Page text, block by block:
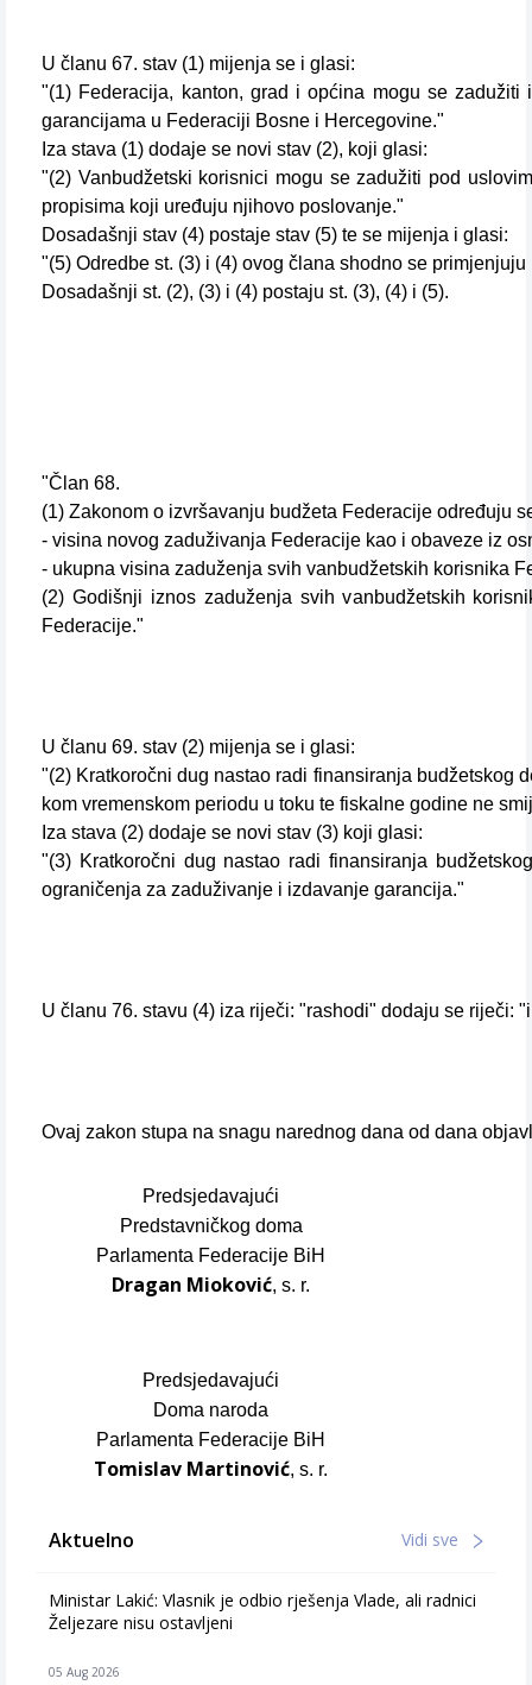
U članu 67. stav (1) mijenja se i glasi:
"(1) Federacija, kanton, grad i općina mogu se
garancijama u Federaciji Bosne i Hercegovine."
Iza stava (1) dodaje se novi stav (2), koji glasi:
"(2) Vanbudžetski korisnici mogu se zadužiti pod
propisima koji uređuju njihovo poslovanje."
Dosadašnji stav (4) postaje stav (5) te se mijenja i glasi:
"(5) Odredbe st. (3) i (4) ovog člana shodno se
Dosadašnji st. (2), (3) i (4) postaju st. (3), (4) i (5).
"Član 68.
(1) Zakonom o izvršavanju budžeta Federacije određuju
- visina novog zaduživanja Federacije kao i obaveze iz
- ukupna visina zaduženja svih vanbudžetskih korisnika
(2) Godišnji iznos zaduženja svih vanbudžetskih
Federacije."
U članu 69. stav (2) mijenja se i glasi:
"(2) Kratkoročni dug nastao radi finansiranja budžetskog
kom vremenskom periodu u toku te fiskalne godine ne
Iza stava (2) dodaje se novi stav (3) koji glasi:
"(3) Kratkoročni dug nastao radi finansiranja
ograničenja za zaduživanje i izdavanje garancija."
U članu 76. stavu (4) iza riječi: "rashodi" dodaju se riječi:
Ovaj zakon stupa na snagu narednog dana od dana
Predsjedavajući
Predstavničkog doma
Parlamenta Federacije BiH
Dragan Mioković, s. r.
Predsjedavajući
Doma naroda
Parlamenta Federacije BiH
Tomislav Martinović, s. r.
Aktuelno Vidi sve
Ministar Lakić: Vlasnik je odbio rješenja Vlade, ali radnici
Željezare nisu ostavljeni
05 Aug 2026